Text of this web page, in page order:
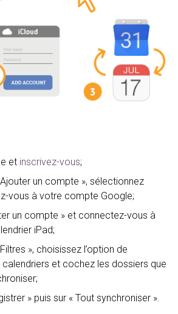
et inscrivez-vous;
Ajouter un compte », sélectionnez
vous à votre compte Google;
un compte » et connectez-vous à
iPad;
», choisissez l’option de
et cochez les dossiers que
» puis sur « Tout synchroniser ».